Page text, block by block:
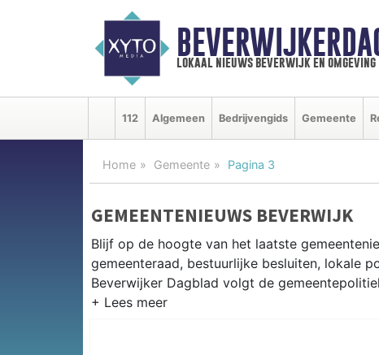
lokaal nieuws beverwijk en omgeving
112 Algemeen Bedrijvengids Gemeente
Home Gemeente Pagina 3
GEMEENTENIEUWS BEVERWIJK
Blijf op de hoogte van het laatste
gemeenteraad, bestuurlijke besluiten, lokale
Beverwijker Dagblad volgt de
Van herontwikkelingsplannen voor het